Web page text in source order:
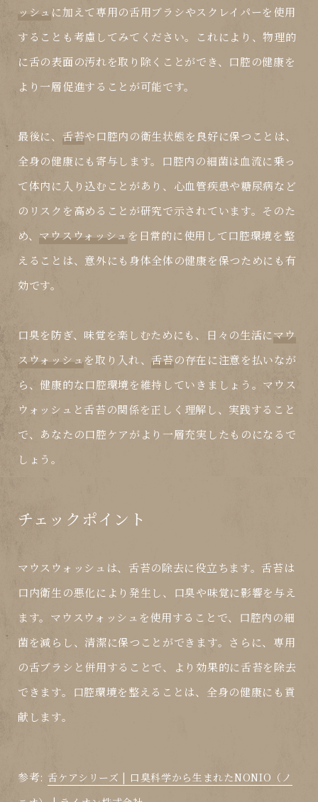
ッシュ に加えて専用の舌用ブラシやスクレイパーを使用
することも考慮してみてください。これにより、物理的
に舌の表面の汚れを取り除くことができ、口腔の健康を
より一層促進することが可能です。
最後に、 舌苔や口腔内の衛生状態を良好に保つことは、
全身の健康にも寄与します。口腔内の細菌は血流に乗っ
て体内に入り込むことがあり、心血管疾患や糖尿病など
のリスクを高めることが研究で示されています。そのた
め、 マウスウォッシュ を日常的に使用して口腔環境を整
えることは、意外にも身体全体の健康を保つためにも有
効です。
口臭を防ぎ、味覚を楽しむためにも、日々の生活にマウ
スウォッシュを取り入れ、舌苔の存在に注意を払いなが
ら、健康的な口腔環境を維持していきましょう。 マウス
ウォッシュ と舌苔の関係を正しく理解し、実践すること
で、あなたの口腔ケアがより一層充実したものになるで
しょう。
チェックポイント
マウスウォッシュは、舌苔の除去に役立ちます。舌苔は
口内衛生の悪化により発生し、口臭や味覚に影響を与え
ます。マウスウォッシュを使用することで、口腔内の細
菌を減らし、清潔に保つことができます。さらに、専用
の舌ブラシと併用することで、より効果的に舌苔を除去
できます。口腔環境を整えることは、全身の健康にも貢
献します。
参考: 舌ケアシリーズ | 口臭科学から生まれたNONIO（ノ